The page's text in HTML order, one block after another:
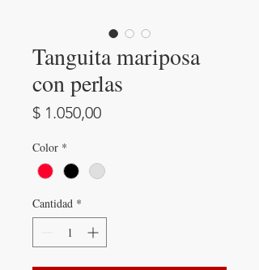
Tanguita mariposa
con perlas
$ 1.050,00Precio
Color *
Cantidad *